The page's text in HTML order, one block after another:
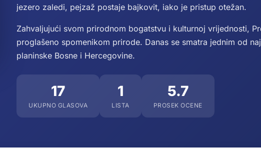
jezero zaledi, pejzaž postaje bajkovit, iako je pristup otežan.
Zahvaljujući svom prirodnom bogatstvu i kulturnoj vrijednosti,
proglašeno spomenikom prirode. Danas se smatra jednim od
planinske Bosne i Hercegovine.
17
UKUPNO GLASOVA
1
LISTA
5.7
PROSEK OCENE